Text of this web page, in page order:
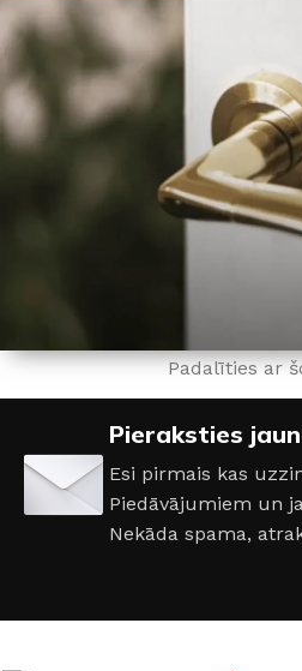
Visām veramām
rokturis dāvanā!
*Rokturiem cenā līdz 15€
Padalīties ar
Pieraksties
Esi pirmais kas
Piedāvājumiem un
Nekāda spama,